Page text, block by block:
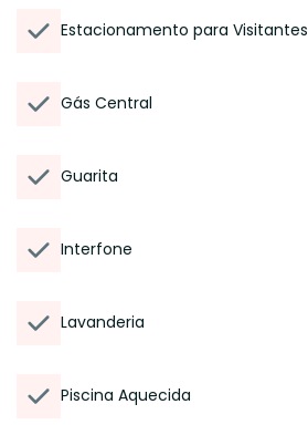
Estacionamento para Visitantes
Gás Central
Guarita
Interfone
Lavanderia
Piscina Aquecida